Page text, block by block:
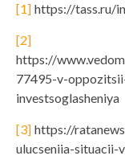
[1] https://tass.ru/
[2]
https://
77495-v-
investsoglasheniya
[3] https://
ulucseniia-